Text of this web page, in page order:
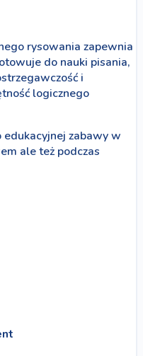
rysowania zapewnia
do nauki pisania,
i
logicznego
zabawy w
ale też podczas